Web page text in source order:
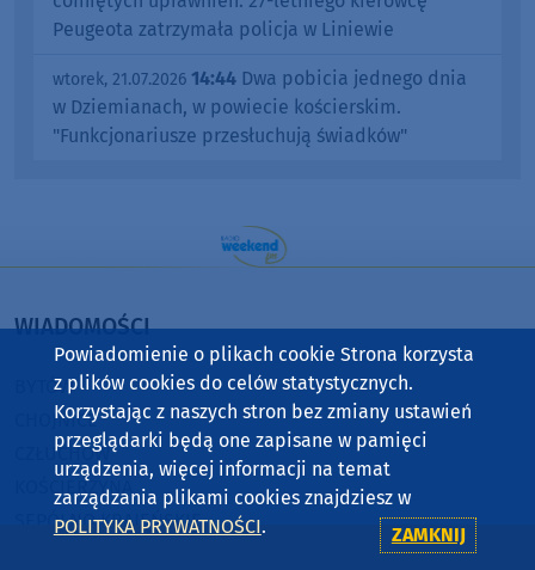
Peugeota zatrzymała policja w Liniewie
wtorek, 21.07.2026 14:44 Dwa pobicia jednego dnia
w Dziemianach, w powiecie kościerskim.
"Funkcjonariusze przesłuchują świadków"
WIADOMOŚCI
BYTÓW
CHOJNICE
CZŁUCHÓW
KOŚCIERZYNA
SĘPÓLNO KRAJEŃSKIE
Powiadomienie o plikach cookie Strona korzysta
z plików cookies do celów statystycznych.
Korzystając z naszych stron bez zmiany ustawień
przeglądarki będą one zapisane w pamięci
urządzenia, więcej informacji na temat
zarządzania plikami cookies znajdziesz w
POLITYKA PRYWATNOŚCI. ZAMKNIJ